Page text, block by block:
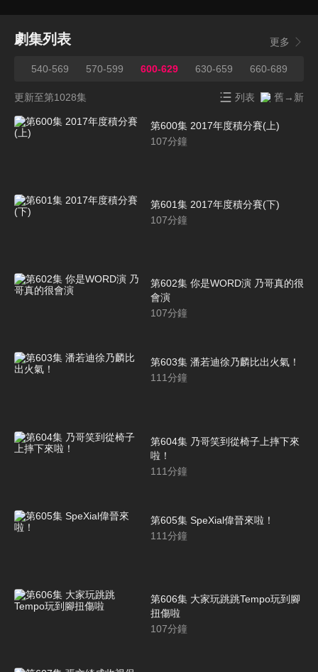
劇集列表 更多
540-569 570-599 600-629 630-659 660-689
更新至第1028集 列表 舊→新
第600集 2017年度積分賽(上)
107分鐘
第601集 2017年度積分賽(下)
107分鐘
第602集 你是WORD演 乃哥真的很
會演
107分鐘
第603集 潘若迪徐乃麟比出火氣！
111分鐘
第604集 乃哥笑到從椅子上摔下來
啦！
111分鐘
第605集 SpeXial偉晉來啦！
111分鐘
第606集 大家玩跳跳Tempo玩到腳
扭傷啦
107分鐘